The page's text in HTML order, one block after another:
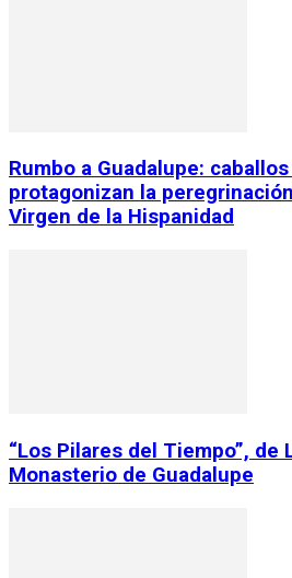
Rumbo a Guadalupe:
protagonizan la
Virgen de la Hispanidad
“Los Pilares del Tiempo”, de
Monasterio de Guadalupe